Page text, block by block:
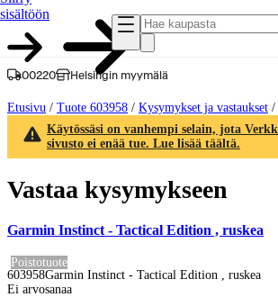
sisältöön
00220 Helsingin myymälä
Etusivu / Tuote 603958 / Kysymykset ja vastaukset /
Käytössäsi on vanhempi selain, jota
sivusto ei enää tue. Lue lisää täältä.
Vastaa kysymykseen
Garmin Instinct - Tactical Edition , ruskea
Poistotuote
603958Garmin Instinct - Tactical Edition , ruskea
Ei arvosanaa